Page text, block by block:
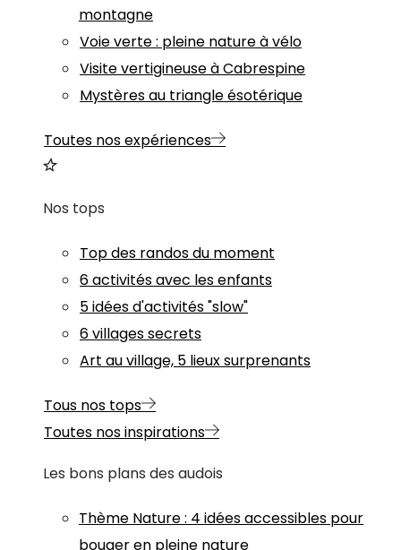
montagne
Voie verte : pleine nature à vélo
Visite vertigineuse à Cabrespine
Mystères au triangle ésotérique
Toutes nos expériences
Nos tops
Top des randos du moment
6 activités avec les enfants
5 idées d'activités "slow"
6 villages secrets
Art au village, 5 lieux surprenants
Tous nos tops
Toutes nos inspirations
Les bons plans des audois
Thème Nature: 4 idées accessibles pour
bouger en pleine nature